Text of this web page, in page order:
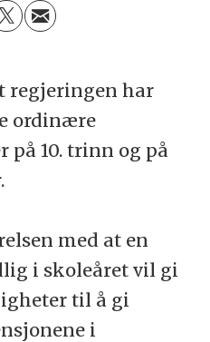
regjeringen har
ordinære
på 10. trinn og på
med at en
i skoleåret vil gi
til å gi
i